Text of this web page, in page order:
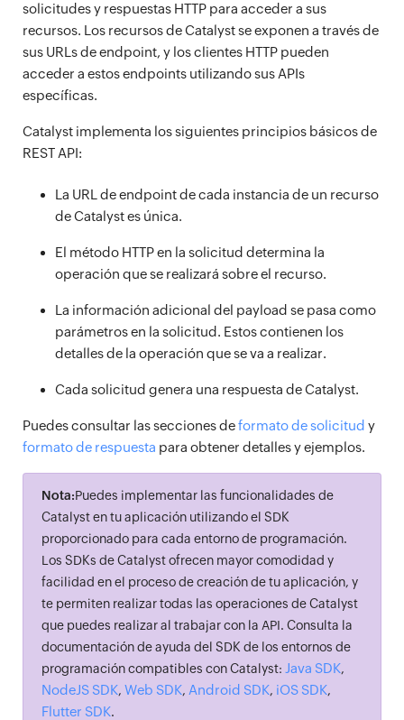
solicitudes y respuestas HTTP para acceder a sus
recursos. Los recursos de Catalyst se exponen a través de
sus URLs de endpoint, y los clientes HTTP pueden
acceder a estos endpoints utilizando sus APIs
específicas.
Catalyst implementa los siguientes principios básicos de
REST API:
La URL de endpoint de cada instancia de un recurso
de Catalyst es única.
El método HTTP en la solicitud determina la
operación que se realizará sobre el recurso.
La información adicional del payload se pasa como
parámetros en la solicitud. Estos contienen los
detalles de la operación que se va a realizar.
Cada solicitud genera una respuesta de Catalyst.
Puedes consultar las secciones deformato de solicitud y
formato de respuesta para obtener detalles y ejemplos.
Nota:Puedes implementar las funcionalidades de
Catalyst en tu aplicación utilizando el SDK
proporcionado para cada entorno de programación.
Los SDKs de Catalyst ofrecen mayor comodidad y
facilidad en el proceso de creación de tu aplicación, y
te permiten realizar todas las operaciones de Catalyst
que puedes realizar al trabajar con la API. Consulta la
documentación de ayuda del SDK de los entornos de
programación compatibles con Catalyst: Java SDK,
NodeJS SDK, Web SDK, Android SDK, iOS SDK,
Flutter SDK.